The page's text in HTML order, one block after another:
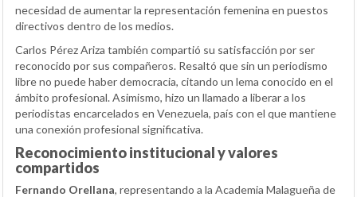
necesidad de aumentar la representación femenina en puestos
directivos dentro de los medios.
Carlos Pérez Ariza también compartió su satisfacción por ser
reconocido por sus compañeros. Resaltó que sin un periodismo
libre no puede haber democracia, citando un lema conocido en el
ámbito profesional. Asimismo, hizo un llamado a liberar a los
periodistas encarcelados en Venezuela, país con el que mantiene
una conexión profesional significativa.
Reconocimiento institucional y valores
compartidos
Fernando Orellana, representando a la Academia Malagueña de